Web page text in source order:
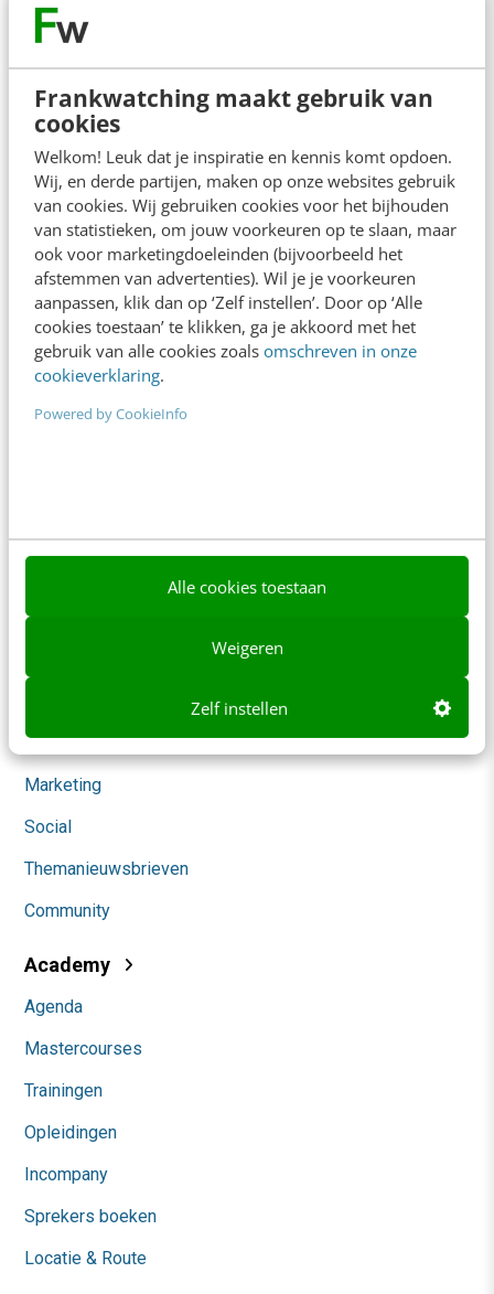
Frankwatching maakt gebruik van
cookies
Welkom! Leuk dat je inspiratie en kennis komt opdoen.
Wij, en derde partijen, maken op onze websites gebruik
van cookies. Wij gebruiken cookies voor het bijhouden
van statistieken, om jouw voorkeuren op te slaan, maar
ook voor marketingdoeleinden (bijvoorbeeld het
afstemmen van advertenties). Wil je je voorkeuren
aanpassen, klik dan op ‘Zelf instellen’. Door op ‘Alle
cookies toestaan’ te klikken, ga je akkoord met het
gebruik van alle cookies zoals omschreven in onze
cookieverklaring.
Powered by CookieInfo
Alle cookies toestaan
Weigeren
Zelf instellen
Contact
redactie@frankwatching.com
+31 30 200 1045
Tarieven
Meer contactopties
Frankwatching
Adverteren
Contact
Whitepapers
Blog
Content & Communicatie
Klantcontact & CX
Marketing
Social
Themanieuwsbrieven
Community
Academy
Agenda
Mastercourses
Trainingen
Opleidingen
Incompany
Sprekers boeken
Locatie & Route